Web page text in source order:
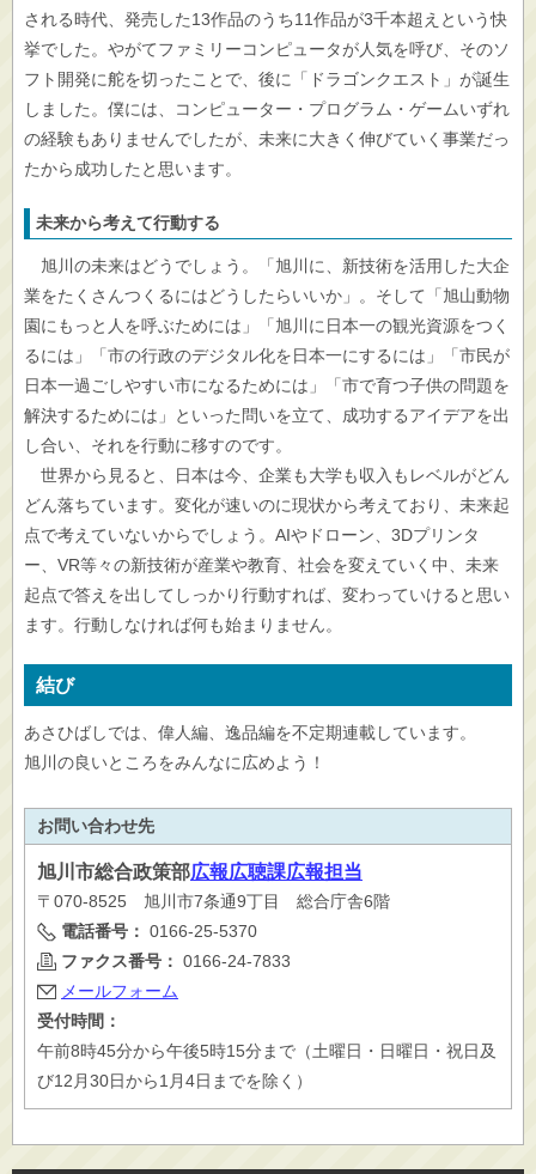
される時代、発売した13作品のうち11作品が3千本超えという快
挙でした。やがてファミリーコンピュータが人気を呼び、そのソ
フト開発に舵を切ったことで、後に「ドラゴンクエスト」が誕生
しました。僕には、コンピューター・プログラム・ゲームいずれ
の経験もありませんでしたが、未来に大きく伸びていく事業だっ
たから成功したと思います。
未来から考えて行動する
旭川の未来はどうでしょう。「旭川に、新技術を活用した大企
業をたくさんつくるにはどうしたらいいか」。そして「旭山動物
園にもっと人を呼ぶためには」「旭川に日本一の観光資源をつく
るには」「市の行政のデジタル化を日本一にするには」「市民が
日本一過ごしやすい市になるためには」「市で育つ子供の問題を
解決するためには」といった問いを立て、成功するアイデアを出
し合い、それを行動に移すのです。
世界から見ると、日本は今、企業も大学も収入もレベルがどん
どん落ちています。変化が速いのに現状から考えており、未来起
点で考えていないからでしょう。AIやドローン、3Dプリンタ
ー、VR等々の新技術が産業や教育、社会を変えていく中、未来
起点で答えを出してしっかり行動すれば、変わっていけると思い
ます。行動しなければ何も始まりません。
結び
あさひばしでは、偉人編、逸品編を不定期連載しています。
旭川の良いところをみんなに広めよう！
お問い合わせ先
旭川市総合政策部広報広聴課広報担当
〒070-8525 旭川市7条通9丁目 総合庁舎6階
電話番号： 0166-25-5370
ファクス番号： 0166-24-7833
メールフォーム
受付時間：
午前8時45分から午後5時15分まで（土曜日・日曜日・祝日及
び12月30日から1月4日までを除く）